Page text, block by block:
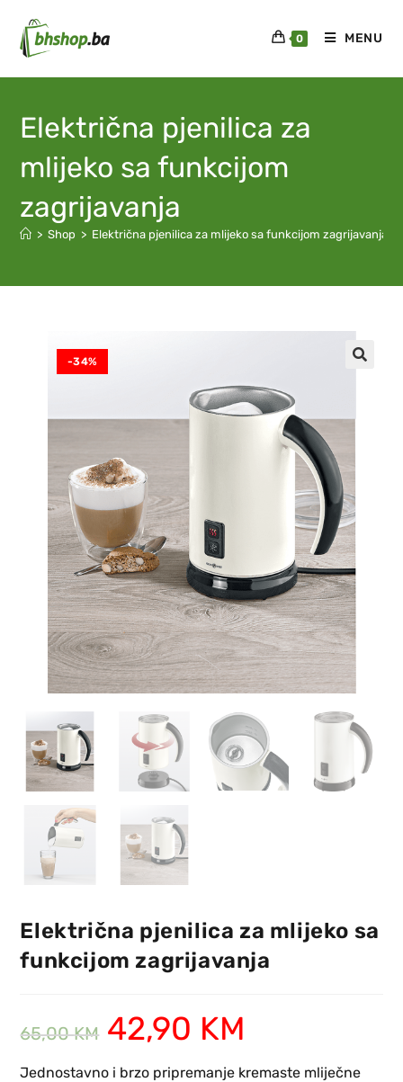
0 MENU
Električna pjenilica za
mlijeko sa funkcijom
zagrijavanja
> Shop > Električna pjenilica za mlijeko sa funkcijom zagrijavanja
-34%
Električna pjenilica za mlijeko sa
funkcijom zagrijavanja
65,00KM 42,90 KM
Jednostavno i brzo pripremanje kremaste mliječne